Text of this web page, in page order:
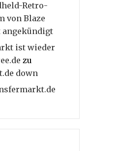
Retro-
von Blaze
ist wieder
zu
down